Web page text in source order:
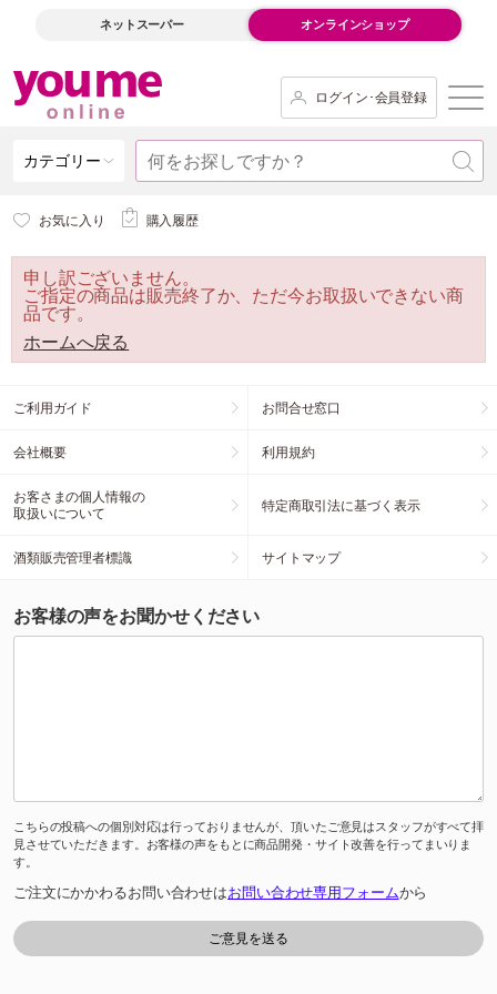
ネットスーパー オンラインショップ
ログイン･会員登録
カテゴリー
お気に入り 購入履歴
申し訳ございません。
ご指定の商品は販売終了か、ただ今お取扱いできない商
品です。
ホームへ戻る
ご利用ガイド お問合せ窓口
会社概要 利用規約
お客さまの個人情報の
取扱いについて
特定商取引法に基づく表示
酒類販売管理者標識 サイトマップ
お客様の声をお聞かせください
こちらの投稿への個別対応は行っておりませんが、頂いたご意見はスタッフがすべて拝
見させていただきます。お客様の声をもとに商品開発・サイト改善を行ってまいりま
す。
ご注文にかかわるお問い合わせはお問い合わせ専用フォームから